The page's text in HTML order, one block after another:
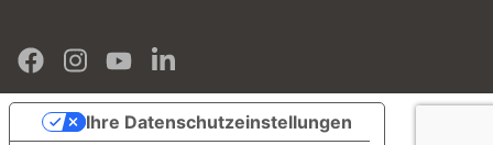
Ihre Datenschutzeinstellungen